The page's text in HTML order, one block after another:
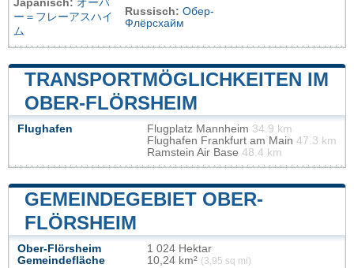
Japanisch: オーバ
ー＝フレーアスハイ
ム
Russisch: Обер-
Флёрсхайм
TRANSPORTMÖGLICHKEITEN IM
OBER-FLÖRSHEIM
Flughafen Flugplatz Mannheim 34.9 km
Flughafen Frankfurt am Main 47.3 km
Ramstein Air Base 48.4 km
GEMEINDEGEBIET OBER-
FLÖRSHEIM
Ober-Flörsheim
Gemeindefläche
1 024 Hektar
10,24 km² (3,95 sq mi)